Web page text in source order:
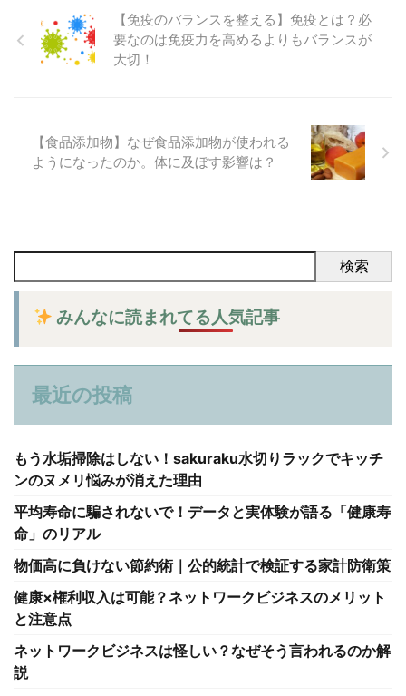
【免疫のバランスを整える】免疫とは？必
要なのは免疫力を高めるよりもバランスが
大切！
【食品添加物】なぜ食品添加物が使われる
ようになったのか。体に及ぼす影響は？
検索
みんなに読まれてる人気記事
最近の投稿
もう水垢掃除はしない！sakuraku水切りラックでキッチ
ンのヌメリ悩みが消えた理由
平均寿命に騙されないで！データと実体験が語る「健康寿
命」のリアル
物価高に負けない節約術｜公的統計で検証する家計防衛策
健康×権利収入は可能？ネットワークビジネスのメリット
と注意点
ネットワークビジネスは怪しい？なぜそう言われるのか解
説